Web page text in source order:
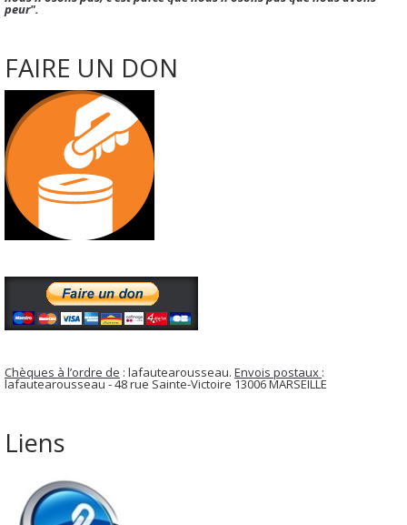
peur".
FAIRE UN DON
Chèques à l’ordre de : lafautearousseau. Envois postaux :
lafautearousseau - 48 rue Sainte-Victoire 13006 MARSEILLE
Liens